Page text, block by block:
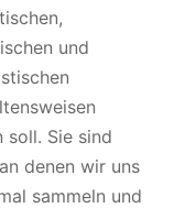
und
soll. Sie sind
denen wir uns
sammeln und